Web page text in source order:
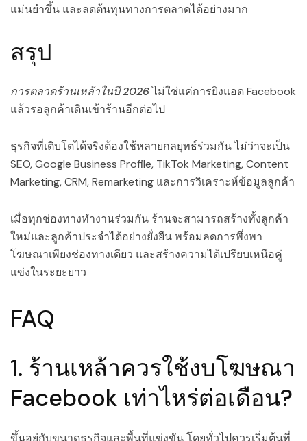
แม่นยำขึ้น และลดต้นทุนทางการตลาดได้อย่างมาก
สรุป
การตลาดร้านเหล้าในปี 2026ไม่ใช่แค่การยิงแอด Facebook
แล้วรอลูกค้าเดินเข้าร้านอีกต่อไป
ธุรกิจที่เติบโตได้จริงต้องใช้หลายกลยุทธ์ร่วมกัน ไม่ว่าจะเป็น
SEO, Google Business Profile, TikTok Marketing, Content
Marketing, CRM, Remarketing และการวิเคราะห์ข้อมูลลูกค้า
เมื่อทุกช่องทางทำงานร่วมกัน ร้านจะสามารถสร้างทั้งลูกค้า
ใหม่และลูกค้าประจำได้อย่างยั่งยืน พร้อมลดการพึ่งพา
โฆษณาเพียงช่องทางเดียว และสร้างความได้เปรียบเหนือคู่
แข่งในระยะยาว
FAQ
1. ร้านเหล้าควรใช้งบโฆษณา
Facebook เท่าไหร่ต่อเดือน?
ขึ้นอยู่กับขนาดธุรกิจและพื้นที่แข่งขัน โดยทั่วไปควรเริ่มต้นที่